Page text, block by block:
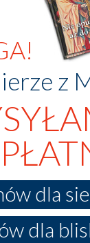
z
dla
dla